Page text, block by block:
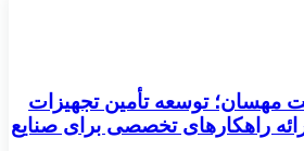
مهسان؛ توسعه تأمین تجهیزات
راهکارهای تخصصی برای صنایع